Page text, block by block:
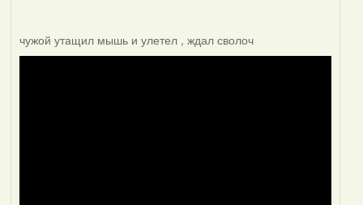
чужой утащил мышь и улетел , ждал сволоч